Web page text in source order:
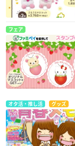
フェア
オタ活・推し活 グッズ